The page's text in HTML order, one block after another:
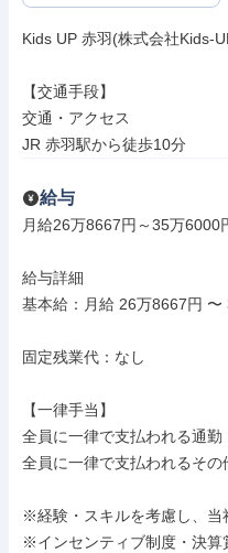
Kids UP 赤羽(株式会社Kids-
【交通手段】
交通・アクセス
JR 赤羽駅から徒歩10分
給与
月給26万8667円～35万6000
給与詳細
基本給：月給 26万8667円 〜
固定残業代：なし
【一律手当】
全員に一律で支払われる通
全員に一律で支払われるその
※経験・スキルを考慮し、当
※インセンティブ制度・決算